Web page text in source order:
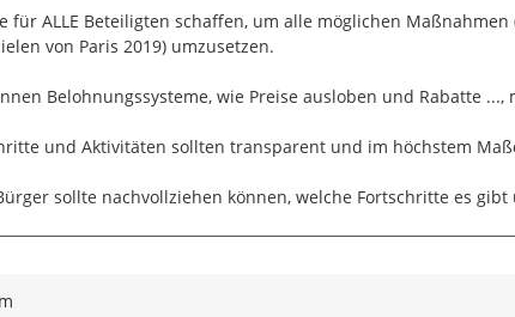
für ALLE Beteiligten schaffen, um alle möglichen
von Paris 2019) umzusetzen.
Belohnungssysteme, wie Preise ausloben und Rabatte
und Aktivitäten sollten transparent und im höchstem
sollte nachvollziehen können, welche Fortschritte es